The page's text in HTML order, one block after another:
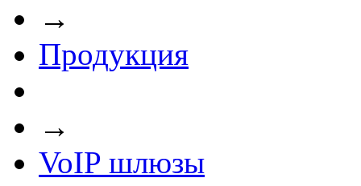
→
Продукция
→
VoIP шлюзы